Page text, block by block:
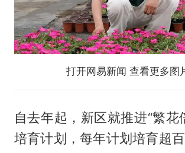
打开网易新闻 查看更多图
自去年起，新区就推进“繁花
培育计划，每年计划培育超